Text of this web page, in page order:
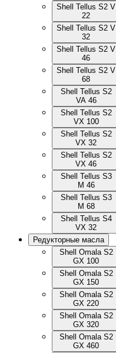
Shell Tellus S2 V
22
Shell Tellus S2 V
32
Shell Tellus S2 V
46
Shell Tellus S2 V
68
Shell Tellus S2
VA 46
Shell Tellus S2
VX 100
Shell Tellus S2
VX 32
Shell Tellus S2
VX 46
Shell Tellus S3
M 46
Shell Tellus S3
M 68
Shell Tellus S4
VX 32
Редукторные масла
Shell Omala S2
GX 100
Shell Omala S2
GX 150
Shell Omala S2
GX 220
Shell Omala S2
GX 320
Shell Omala S2
GX 460